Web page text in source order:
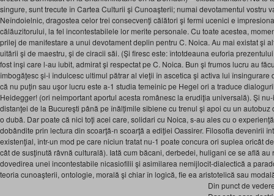
singure, sunt trecute în Cartea Culturii şi Cunoaşterii; numai devotamentul vostru
Neîndoielnic, dragostea celor trei consecvenţi călători şi fermi ucenici e
călăuzitorului, la fel incontestabilele lor merite personale. Cu toate acestea,
prilej de manifestare a unui devotament deplin pentru C. Noica. Au mai existat şi
uitării şi de maestru, şi de ciracii săi. (Şi firesc este: întotdeauna euforia
fost inşi care l-au iubit, admirat şi respectat pe C. Noica. Bun şi frumos lucru au
îmbogăţesc şi-i îndulcesc ultimul pătrar al vieţii în ascetica şi activa lui însingurare
că nu puţin sau uşor lucru este a-1 studia temeinic pe Hegel ori a traduce
Heidegger! (ori neimportant aportul acesta românesc la erudiţia universală). Şi
distanţei de la Bucureşti până pe înălţimile sibiene cu trenul şi apoi cu un
o dubă. Dar poate că nici toţi acei care, solidari cu Noica, s-au ales cu o
dobândite prin lectura din scoarţă-n scoarţă a ediţiei Oassirer. Filosofia devenirii
existenţial, într-un mod pe care niciun tratat nu-1 poate concura ori suplea oricât
cât de susţinută râvnă culturală). Iată cum băcani, derbedei, huligani ce se află
dovedirea unei incontestabile nicasiofilii şi asimilarea nemijlocit-dialectică a
teoria cunoaşterii, ontologie, morală şi chiar în logică, fie ea aristotelică sau
Din punct de